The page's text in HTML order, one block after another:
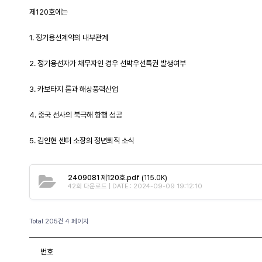
제120호에는
1. 정기용선계약의 내부관계
2. 정기용선자가 채무자인 경우 선박우선특권 발생여부
3. 카보타지 룰과 해상풍력산업
4. 중국 선사의 북극해 항행 성공
5. 김인현 센터 소장의 정년퇴직 소식
2409081 제120호.pdf (115.0K)
42회 다운로드 | DATE : 2024-09-09 19:12:10
Total 205건 4 페이지
번호